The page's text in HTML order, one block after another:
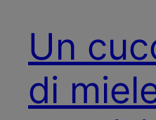
Un
di